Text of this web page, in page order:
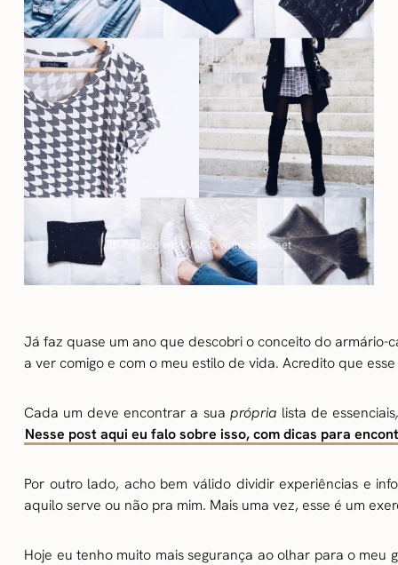
Processed with VSCO with a5 preset
Já faz quase um ano que descobri o conceito do armário-
a ver comigo e com o meu estilo de vida. Acredito que
Cada um deve encontrar a sua própria lista de essenciais,
Nesse post aqui eu falo sobre isso, com dicas para
Por outro lado, acho bem válido dividir experiências e
aquilo serve ou não pra mim. Mais uma vez, esse é um
Hoje eu tenho muito mais segurança ao olhar para o